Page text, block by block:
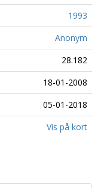
1993
Anonym
28.182
18-01-2008
05-01-2018
Vis på kort